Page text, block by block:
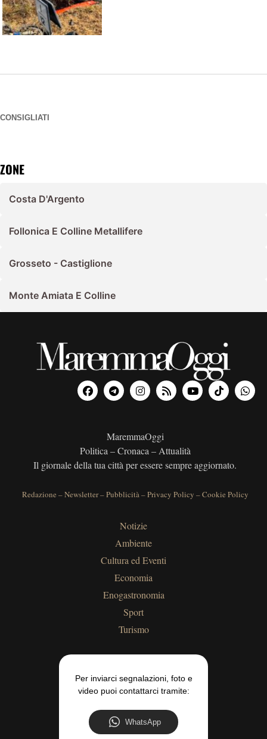
CONSIGLIATI
ZONE
Costa D'Argento
Follonica E Colline Metallifere
Grosseto - Castiglione
Monte Amiata E Colline
MaremmaOggi
Politica – Cronaca – Attualità
Il giornale della tua città per essere sempre aggiornato.
Redazione –Newsletter–Pubblicità–Privacy Policy –Cookie Policy
Notizie
Ambiente
Cultura ed Eventi
Economia
Enogastronomia
Sport
Turismo
Per inviarci segnalazioni, foto e
video puoi contattarci tramite:
WhatsApp